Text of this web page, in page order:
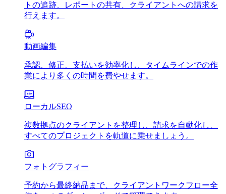
トの追跡、レポートの共有、クライアントへの請求を
行えます。
動画編集
承認、修正、支払いを効率化し、タイムラインでの作
業により多くの時間を費やせます。
ローカルSEO
複数拠点のクライアントを整理し、請求を自動化し、
すべてのプロジェクトを軌道に乗せましょう。
フォトグラフィー
予約から最終納品まで、クライアントワークフロー全